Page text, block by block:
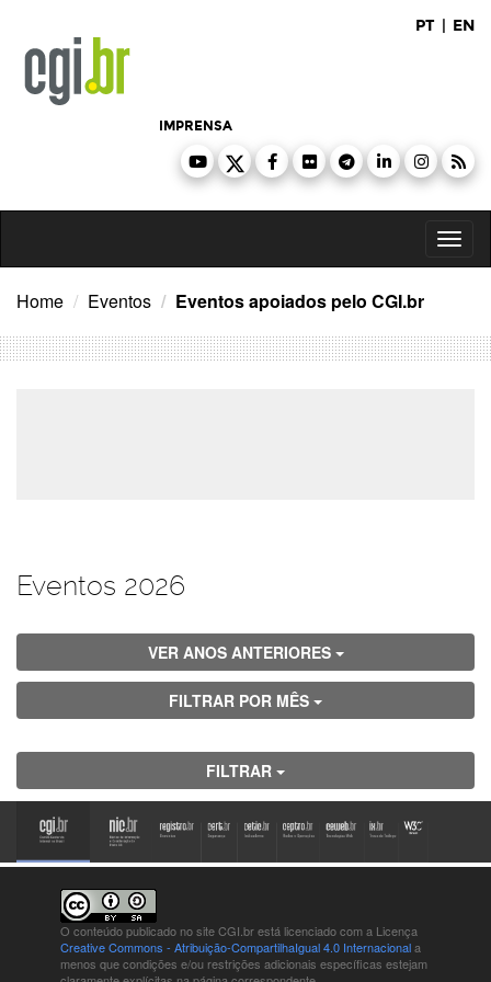
conteúdo
PT | EN
IMPRENSA
Home Eventos Eventos apoiados pelo CGI.br
Eventos 2026
VER ANOS ANTERIORES
FILTRAR POR MÊS
FILTRAR
O conteúdo publicado no site CGI.br está licenciado com a Licença
Creative Commons - Atribuição-CompartilhaIgual 4.0 Internacionala
menos que condições e/ou restrições adicionais específicas estejam